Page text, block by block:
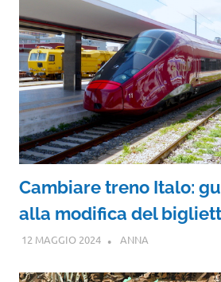
Cambiare treno Italo:
alla modifica del
12 MAGGIO 2024 ANNA